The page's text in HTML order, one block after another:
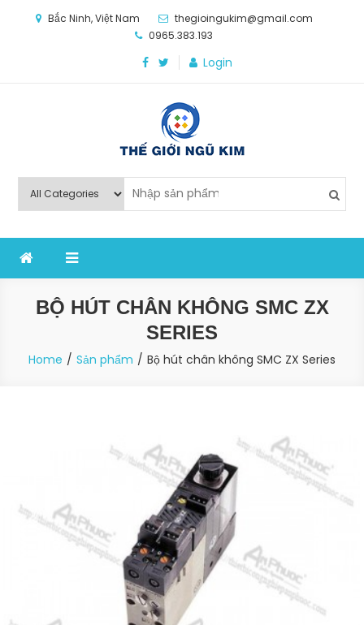
Bắc Ninh, Việt Nam
thegioingukim@gmail.com
0965.383.193
Login
Thế Giới Ngũ Kim
nghiệp sản xuất
BỘ HÚT CHÂN KHÔNG SMC ZX
SERIES
Home Sản phẩm Bộ hút chân không SMC ZX Series